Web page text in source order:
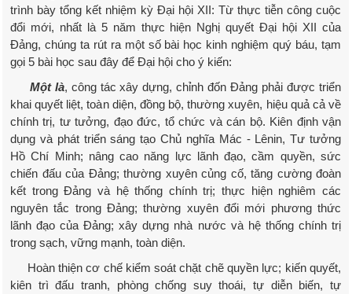
trình bày tổng kết nhiệm kỳ Đại hội XII: Từ thực tiễn công cuộc
đổi mới, nhất là 5 năm thực hiện Nghị quyết Đại hội XII của
Đảng, chúng ta rút ra một số bài học kinh nghiệm quý báu, tạm
gọi 5 bài học sau đây để Đại hội cho ý kiến:
Một là, công tác xây dựng, chỉnh đốn Đảng phải được triển
khai quyết liệt, toàn diện, đồng bộ, thường xuyên, hiệu quả cả về
chính trị, tư tưởng, đạo đức, tổ chức và cán bộ. Kiên định vận
dụng và phát triển sáng tạo Chủ nghĩa Mác - Lênin, Tư tưởng
Hồ Chí Minh; nâng cao năng lực lãnh đạo, cầm quyền, sức
chiến đấu của Đảng; thường xuyên củng cố, tăng cường đoàn
kết trong Đảng và hệ thống chính trị; thực hiện nghiêm các
nguyên tắc trong Đảng; thường xuyên đổi mới phương thức
lãnh đạo của Đảng; xây dựng nhà nước và hệ thống chính trị
trong sạch, vững mạnh, toàn diện.
Hoàn thiện cơ chế kiểm soát chặt chẽ quyền lực; kiến quyết,
kiên trì đấu tranh, phòng chống suy thoái, tự diễn biến, tự